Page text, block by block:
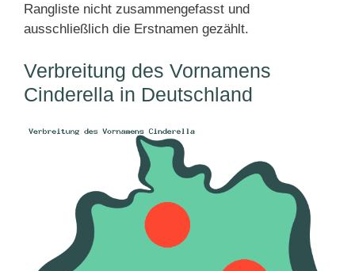
Rangliste nicht zusammengefasst und
ausschließlich die Erstnamen gezählt.
Verbreitung des Vornamens
Cinderella in Deutschland